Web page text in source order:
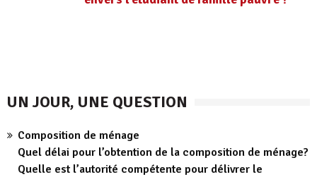
UN JOUR, UNE QUESTION
Composition de ménage
Quel délai pour l’obtention de la composition de ménage?
Quelle est l’autorité compétente pour délivrer le